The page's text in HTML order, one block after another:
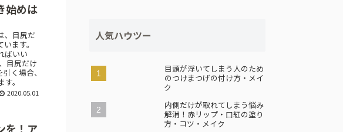
始めは
、目尻だ
ます。
ばいい
目尻だけ
く場合、
。
2020.05.01
を！ア
人気ハウツー
目頭が浮いてしまう人のため
のつけまつげの付け方・メイ
ク
内側だけが取れてしまう悩み
解消！赤リップ・口紅の塗り
方・コツ・メイク